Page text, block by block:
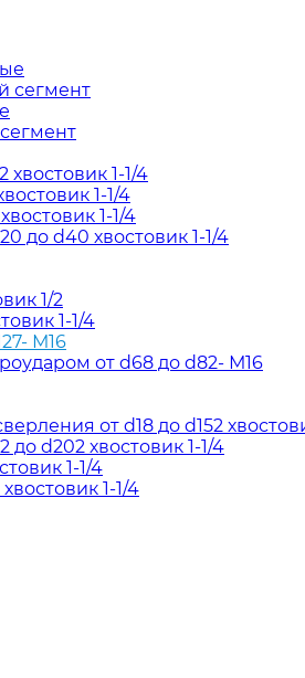
сегмент
1-1/4
1-1/4
1-1/4
до d40 хвостовик 1-1/4
1/2
1-1/4
М16
от d68 до d82- М16
от d18 до d152
d202 хвостовик 1-1/4
1-1/4
1-1/4